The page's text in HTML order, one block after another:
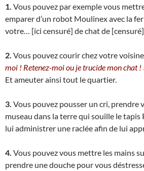
1. Vous pouvez par exemple vous
emparer d’un robot Moulinex avec la
votre… [ici censuré] de chat de
2. Vous pouvez courir chez votre
moi ! Retenez-moi ou je trucide mon chat !
Et ameuter ainsi tout le quartier.
3. Vous pouvez pousser un cri, prendre
museau dans la terre qui souille le tapis
lui administrer une raclée afin de lui
4. Vous pouvez vous mettre les mains
prendre une douche pour vous